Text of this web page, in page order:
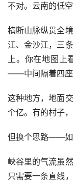
不对。云南的低
横断山脉纵贯全
江、金沙江，三
上。你在地图上
——中间隔着四座
这种地方，地面
个亿。有的村子
但换个思路——如
峡谷里的气流虽
只需要一条直线